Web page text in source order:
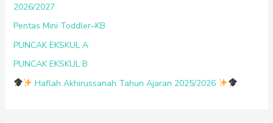
2026/2027
Pentas Mini Toddler–KB
PUNCAK EKSKUL A
PUNCAK EKSKUL B
Haflah Akhirussanah Tahun Ajaran 2025/2026